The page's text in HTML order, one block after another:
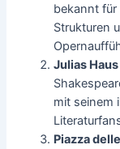
bekannt für
Strukturen
Julias
mit seinem
Piazza